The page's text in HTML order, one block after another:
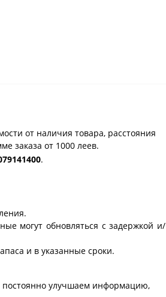
от наличия товара, расстояния
заказа от 1000 леев.
79141400.
могут обновляться с задержкой и/
и в указанные сроки.
постоянно улучшаем информацию,